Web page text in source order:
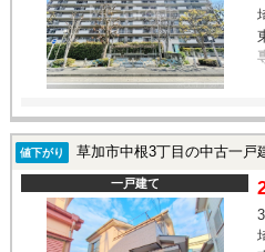
値下がり 草加市中根3丁目の中古一戸
一戸建て